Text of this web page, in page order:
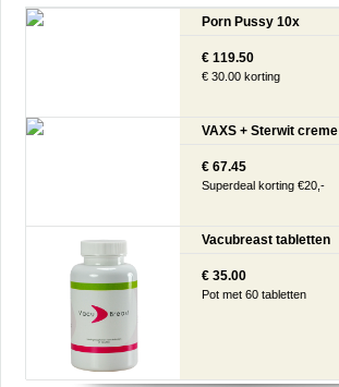
Porn Pussy 10x
€ 119.50
€ 30.00 korting
VAXS + Sterwit creme
€ 67.45
Superdeal korting €20,-
Vacubreast tabletten
€ 35.00
Pot met 60 tabletten